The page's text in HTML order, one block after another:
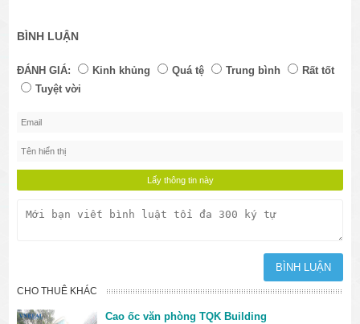
BÌNH LUẬN
ĐÁNH GIÁ: Kinh khủng Quá tệ Trung bình
Rất tốt
Tuyệt vời
CHO THUÊ KHÁC
Cao ốc văn phòng TQK Building